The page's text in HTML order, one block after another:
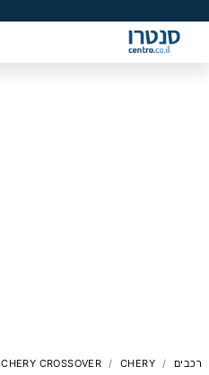
רכבים CHERY
CHERY CROSSOVER